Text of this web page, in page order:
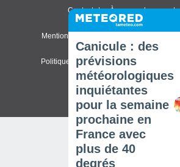
Contact À propos de nous
Mentions légales & Conditions d'utilisation
Politique de confidentialité
© 2026 Meteored. Tous droits
Canicule : des
prévisions
météorologiques
inquiétantes
pour la semaine
prochaine en
France avec
plus de 40
degrés